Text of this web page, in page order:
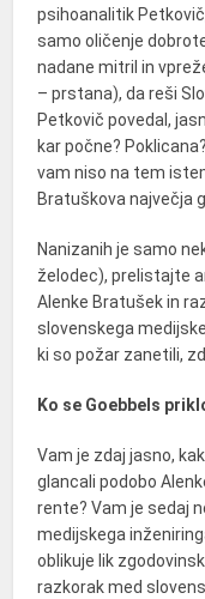
psihoanalitik
samo oličenje
nadane mitril in
– prstana), da reši
Petkovič povedal,
kar počne?
vam niso na tem
Bratuškova največja
Nanizanih je samo
želodec), prelistajte
Alenke Bratušek in
slovenskega
ki so požar zanetili,
Ko se Goebbels
Vam je zdaj jasno,
glancali podobo
rente? Vam je sedaj
medijskega
oblikuje lik
razkorak med